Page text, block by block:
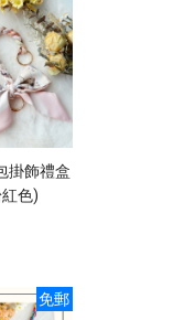
掛飾禮盒
色)
免郵